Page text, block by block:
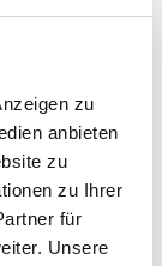
zu
anbieten
zu
zu Ihrer
für
Unsere